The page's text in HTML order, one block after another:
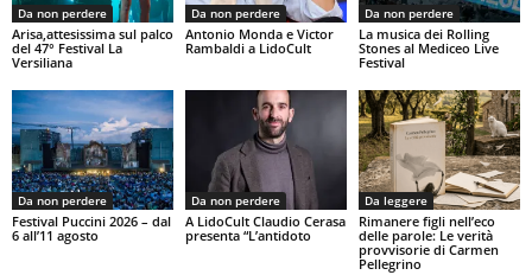
Da non perdere
Arisa,attesissima sul palco
del 47° Festival La
Versiliana
Da non perdere
Antonio Monda e Victor
Rambaldi a LidoCult
Da non perdere
La musica dei Rolling
Stones al Mediceo Live
Festival
Da non perdere
Festival Puccini 2026 – dal
6 all’11 agosto
Da non perdere
A LidoCult Claudio Cerasa
presenta “L’antidoto
Da leggere
Rimanere figli nell’eco
delle parole: Le verità
provvisorie di Carmen
Pellegrino